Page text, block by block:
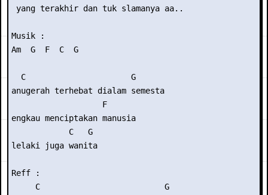
yang terakhir dan tuk slamanya aa..
Musik :
Am  G  F  C  G
  C                      G
anugerah terhebat dialam semesta
                   F
engkau menciptakan manusia
            C   G
lelaki juga wanita
Reff :
     C                          G